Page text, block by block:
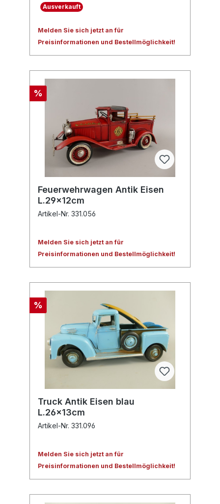
Ausverkauft
Melden Sie sich jetzt an für
Preisinformationen und Bestellmöglichkeit!
%
Feuerwehrwagen Antik Eisen
L.29x12cm
Artikel-Nr. 331.056
Melden Sie sich jetzt an für
Preisinformationen und Bestellmöglichkeit!
%
Truck Antik Eisen blau
L.26x13cm
Artikel-Nr. 331.096
Melden Sie sich jetzt an für
Preisinformationen und Bestellmöglichkeit!